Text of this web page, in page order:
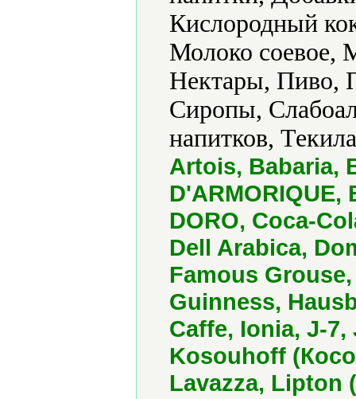
Кислородный
Молоко соевое,
Нектары, Пиво,
Сиропы,
напитков,
Artois, Babaria,
D'ARMORIQUE,
DORO, Coca-
Dell Arabica,
Famous
Guinness,
Caffe, Ionia, J-
Kosouhoff
Lavazza, Lipton